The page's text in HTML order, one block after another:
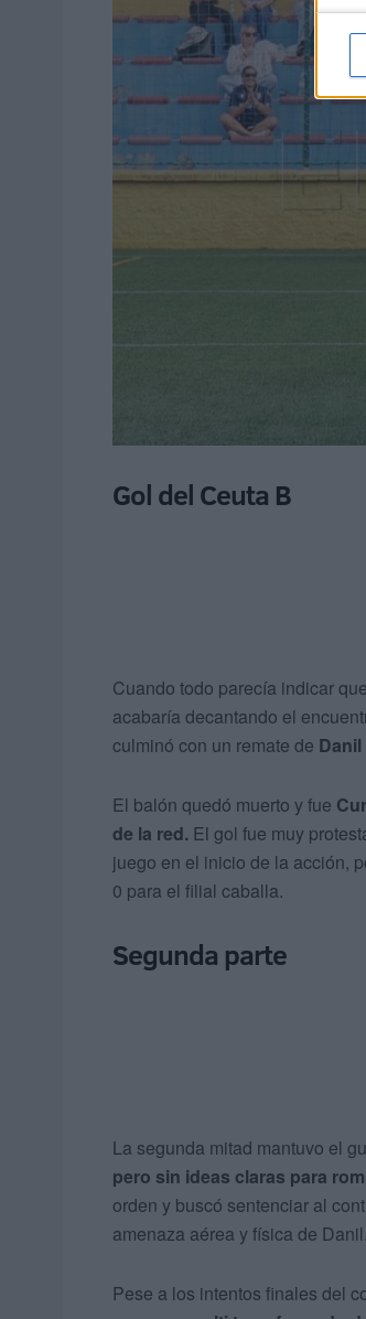
Gol del Ceuta B
Cuando todo parecía indicar
acabaría decantando el
culminó con un remate de Danil
El balón quedó muerto y fue
de la red. El gol fue muy
juego en el inicio de la acción,
0 para el filial caballa.
Segunda parte
La segunda mitad mantuvo el
pero sin ideas claras para
orden y buscó sentenciar al
amenaza aérea y física de Danil.
Pese a los intentos finales del